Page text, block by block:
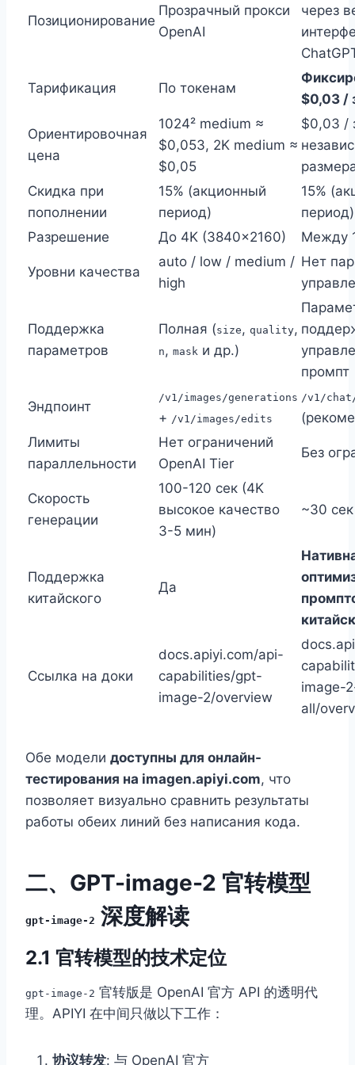
Позиционирование
Прозрачный прокси
OpenAI
через
Тарификация По токенам
$0,03 /
Ориентировочная
цена
1024² medium ≈
$0,053, 2K medium ≈
$0,05
$0,03 /
Скидка при
пополнении
15% (акционный
период)
15%
период)
Разрешение
До 4K (3840×2160) Между
Уровни качества
auto / low / medium /
high
Нет
Поддержка
параметров
Полная (size, quality,
n, mask и др.)
промпт
Эндпоинт
/v1/images/generations
+ /v1/images/edits
/v1/
Лимиты
параллельности
Нет ограничений
OpenAI Tier
Без
Скорость
генерации
100-120 сек (4K
высокое качество
3-5 мин)
~30 сек
Поддержка
китайского
Да
Ссылка на доки
docs.apiyi.com/api-
capabilities/gpt-
image-2/overview
image-
all/
Обе модели доступны для онлайн-
тестирования на imagen.apiyi.com, что
позволяет визуально сравнить результаты
работы обеих линий без написания кода.
二、GPT-image-2 官转模型
gpt-image-2 深度解读
2.1 官转模型的技术定位
gpt-image-2 官转版是 OpenAI 官方 API 的透明代
理。APIYI 在中间只做以下工作：
协议转发: 与 OpenAI 官方